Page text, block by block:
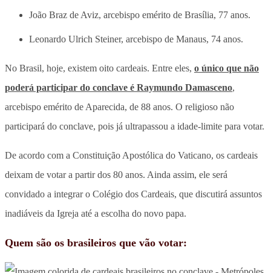
João Braz de Aviz, arcebispo emérito de Brasília, 77 anos.
Leonardo Ulrich Steiner, arcebispo de Manaus, 74 anos.
No Brasil, hoje, existem oito cardeais. Entre eles, o único que não
poderá participar do conclave é Raymundo Damasceno,
arcebispo emérito de Aparecida, de 88 anos. O religioso não
participará do conclave, pois já ultrapassou a idade-limite para votar.
De acordo com a Constituição Apostólica do Vaticano, os cardeais
deixam de votar a partir dos 80 anos. Ainda assim, ele será
convidado a integrar o Colégio dos Cardeais, que discutirá assuntos
inadiáveis da Igreja até a escolha do novo papa.
Quem são os brasileiros que vão votar: